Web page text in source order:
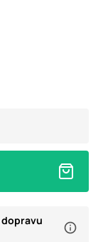
dopravu